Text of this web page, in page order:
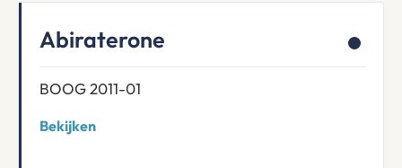
Abiraterone
BOOG 2011-01
Bekijken